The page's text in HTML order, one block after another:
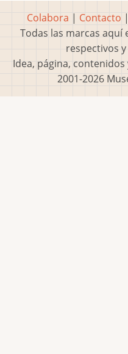
Colabora | Contacto |
Todas las marcas aquí
respectivos
Idea, página,
2001-2026